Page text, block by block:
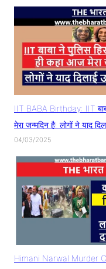
IIT BABA Birthday: IIT
मेरा जन्मदिन है! लोगों ने याद
04/03/2025
Himani Narwal Murder